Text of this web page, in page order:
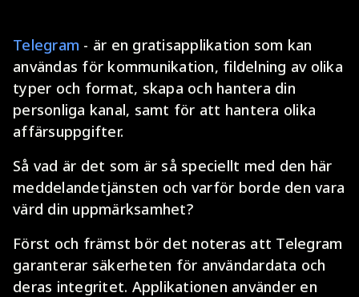
Telegram - är en gratisapplikation som kan
användas för kommunikation, fildelning av olika
typer och format, skapa och hantera din
personliga kanal, samt för att hantera olika
affärsuppgifter.
Så vad är det som är så speciellt med den här
meddelandetjänsten och varför borde den vara
värd din uppmärksamhet?
Först och främst bör det noteras att Telegram
garanterar säkerheten för användardata och
deras integritet. Applikationen använder en